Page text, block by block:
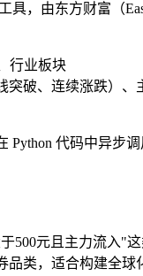
具，由东方财富（
行业板块
突破、连续涨跌）
Python 代码中异步调
500元且主力流入"
类，适合构建全球